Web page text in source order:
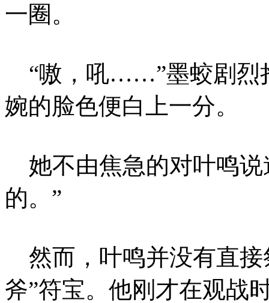
一圈。
“嗷，吼……”墨蛟剧烈
婉的脸色便白上一分。
她不由焦急的对叶鸣说
的。”
然而，叶鸣并没有直接
斧”符宝。他刚才在观战